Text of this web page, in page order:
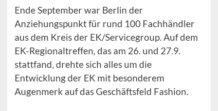
Ende September war Berlin der
Anziehungspunkt für rund 100 Fachhändler
aus dem Kreis der EK/Servicegroup. Auf dem
EK-Regionaltreffen, das am 26. und 27.9.
stattfand, drehte sich alles um die
Entwicklung der EK mit besonderem
Augenmerk auf das Geschäftsfeld Fashion.